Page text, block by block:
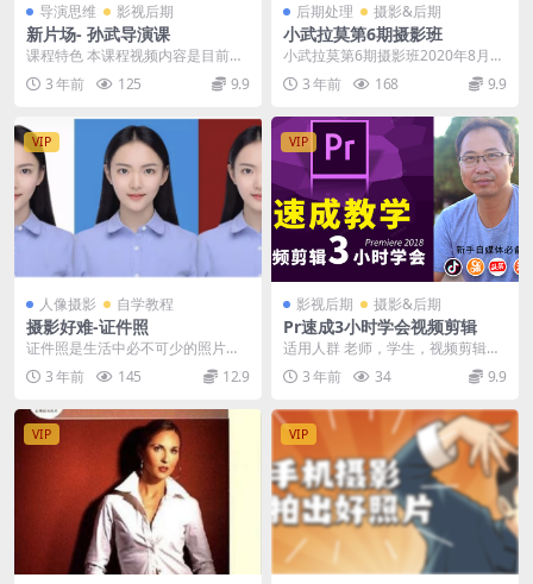
导演思维 影视后期
新片场- 孙武导演课
课程特色 本课程视频内容是目前全
网最系统、最全面的导演课，内容
覆盖创意剧本、视听...
3 年前 125 9.9
后期处理 摄影&后期
小武拉莫第6期摄影班
小武拉莫第6期摄影班2020年8月结
课【画质还行有素材】
3 年前 168 9.9
VIP
人像摄影 自学教程
摄影好难-证件照
证件照是生活中必不可少的照片。
那么我们能不能在家快速给自己拍
张证件照？其实不难。...
3 年前 145 12.9
VIP
影视后期 摄影&后期
Pr速成3小时学会视频剪辑
适用人群 老师，学生，视频剪辑爱
好者，自媒体人等。 课程概述 这套
Pr速成教学课...
3 年前 34 9.9
VIP VIP